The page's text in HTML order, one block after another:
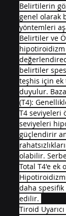
Belirtilerin
genel olarak
yöntemleri
Belirtiler ve
belirtiler
teşhis için
duyulur.
(T4):
T4 seviyeleri
seviyeleri
güçlendirir
olabilir.
Total T4'e ek
daha
edilir.
Tiroid